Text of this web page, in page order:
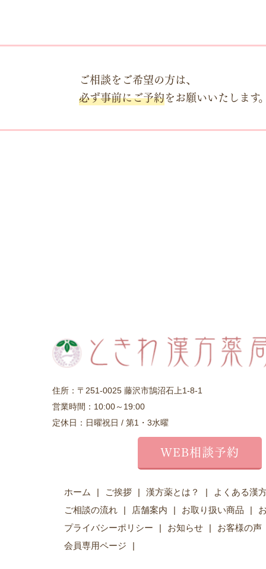
ご相談をご希望の方は、
必ず事前にご予約をお願いいたします
住所：〒251-0025 藤沢市鵠沼石上1-8-1
営業時間：10:00～19:00
定休日：日曜祝日 / 第1・3水曜
WEB相談予約
ホーム ご挨拶 漢方薬とは？
よくある漢
ご相談の流れ
店舗案内 お取り扱い商品
プライバシーポリシー
お知らせ
お客様の声
会員専用ページ